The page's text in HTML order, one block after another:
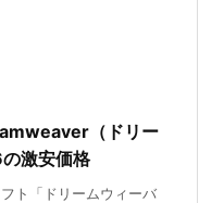
（ドリー
激安価格
ト「ドリームウィーバ